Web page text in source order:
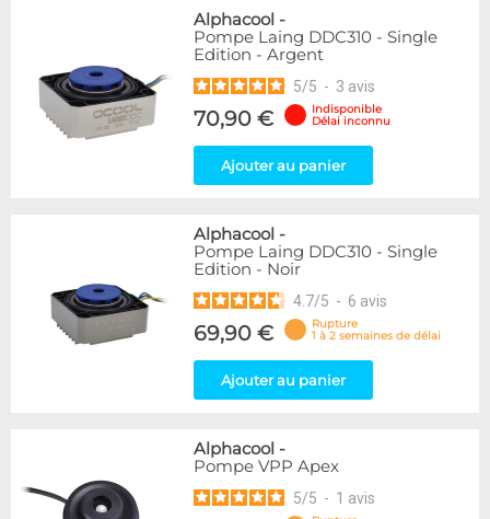
Alphacool -
Pompe Laing DDC310 - Single
Edition - Argent
5/5 - 3 avis
70,90 €
Indisponible
Délai inconnu
Ajouter au panier
Alphacool -
Pompe Laing DDC310 - Single
Edition - Noir
4.7/5 - 6 avis
69,90 €
Rupture
1 à 2 semaines de délai
Ajouter au panier
Alphacool -
Pompe VPP Apex
5/5 - 1 avis